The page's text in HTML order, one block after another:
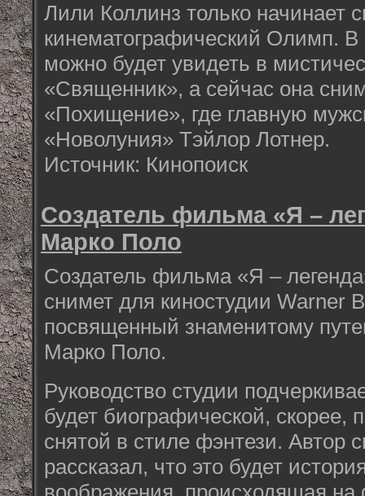
Лили Коллинз только начинает
кинематографический Олимп. В
можно будет увидеть в
«Священник», а сейчас она
«Похищение», где главную
«Новолуния» Тэйлор Лотнер.
Источник: Кинопоиск
Создатель фильма «Я –
Марко Поло
Создатель фильма «Я –
снимет для киностудии Warner
посвященный знаменитому
Марко Поло.
Руководство студии
будет биографической, скорее,
снятой в стиле фэнтези. Автор
рассказал, что это будет